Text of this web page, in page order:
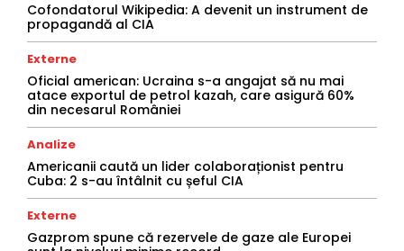
Cofondatorul Wikipedia: A devenit un instrument de
propagandă al CIA
Externe
Oficial american: Ucraina s-a angajat să nu mai
atace exportul de petrol kazah, care asigură 60%
din necesarul României
Analize
Americanii caută un lider colaboraționist pentru
Cuba: 2 s-au întâlnit cu șeful CIA
Externe
Gazprom spune că rezervele de gaze ale Europei